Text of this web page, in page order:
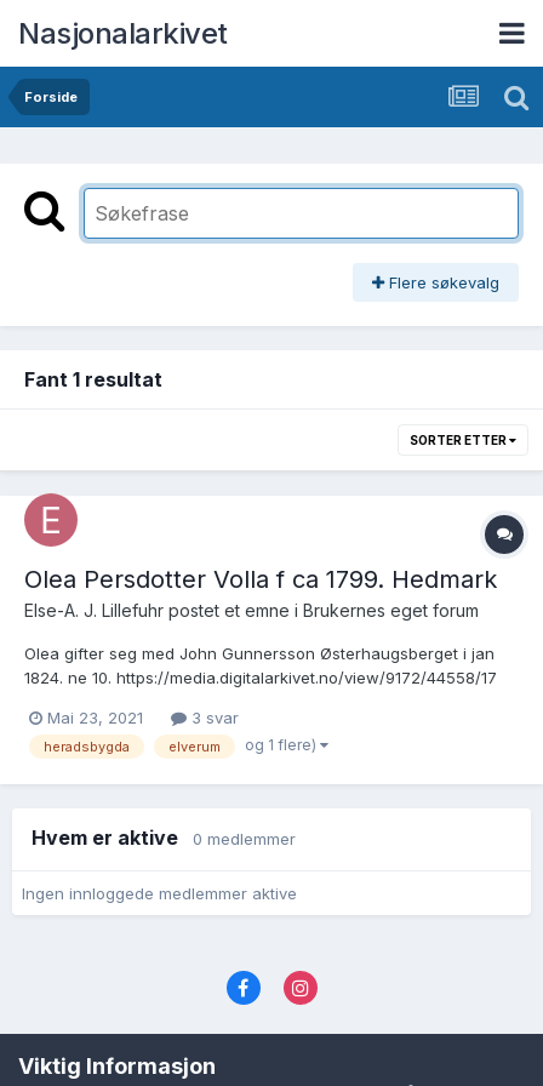
Nasjonalarkivet
Forside
Flere søkevalg
Fant 1 resultat
SORTER ETTER
Olea Persdotter Volla f ca 1799. Hedmark
Else-A. J. Lillefuhr postet et emne i Brukernes eget forum
Olea gifter seg med John Gunnersson Østerhaugsberget i jan
1824. ne 10. https://media.digitalarkivet.no/view/9172/44558/17
https://www.nb.no/nbsok/nb/f93f9aa27c5f22dbf9129172ec916bf
c.nbdigital?lang=no#277 Hvor kan jeg finne ut mer om Olea...
Mai 23, 2021 3 svar
heradsbygda elverum og 1 flere)
Hvem er aktive 0 medlemmer
Ingen innloggede medlemmer aktive
Cookies (informasjonskapsler)
Viktig Informasjon